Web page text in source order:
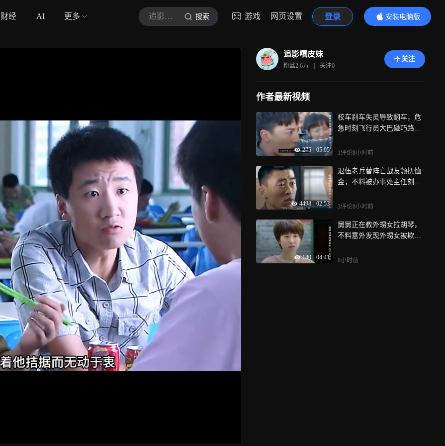
财经 AI 更多 追影嘻皮妹 搜索 游戏 网页设置 登录
安装电脑版
内容更精彩
追影嘻皮妹
粉丝2.6万 | 关注0
关注
作者最新视频
275 | 05:05
校车刹车失灵导致翻车，危
急时刻飞行员大巴碰巧路过|
1评论8小时前
4498 02:53
退伍老兵替阵亡战友领抚恤
金，不料被办事处主任刻意
3评论8小时前
180 04:41
舅舅正在教外甥女拉胡琴，
不料意外发现外甥女被欺负
8小时前